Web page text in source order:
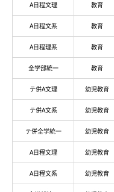
A日程文理 教育
A日程文系 教育
A日程理系 教育
全学部統一 教育
テ併A文理 幼児教育
テ併A文系 幼児教育
テ併全学統一 幼児教育
A日程文理 幼児教育
A日程文系 幼児教育